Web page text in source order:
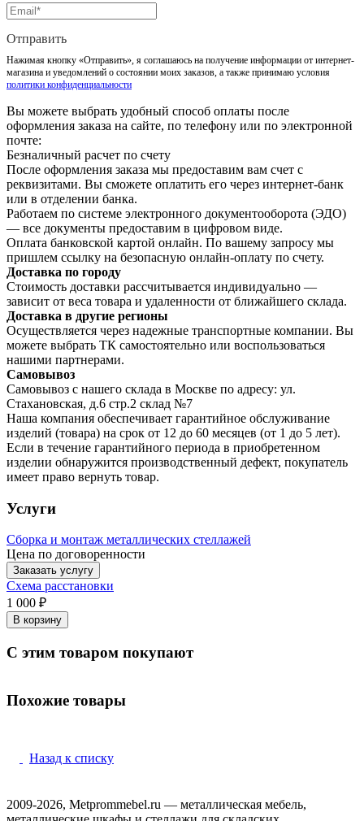
Отправить
Нажимая кнопку «Отправить», я соглашаюсь на получение информации от интернет-
магазина и уведомлений о состоянии моих заказов, а также принимаю условия
политики конфиденциальности
Вы можете выбрать удобный способ оплаты после
оформления заказа на сайте, по телефону или по электронной
почте:
Безналичный расчет по счету
После оформления заказа мы предоставим вам счет с
реквизитами. Вы сможете оплатить его через интернет-банк
или в отделении банка.
Работаем по системе электронного документооборота (ЭДО)
— все документы предоставим в цифровом виде.
Оплата банковской картой онлайн. По вашему запросу мы
пришлем ссылку на безопасную онлайн-оплату по счету.
Доставка по городу
Стоимость доставки рассчитывается индивидуально —
зависит от веса товара и удаленности от ближайшего склада.
Доставка в другие регионы
Осуществляется через надежные транспортные компании. Вы
можете выбрать ТК самостоятельно или воспользоваться
нашими партнерами.
Самовывоз
Самовывоз с нашего склада в Москве по адресу: ул.
Стахановская, д.6 стр.2 склад №7
Наша компания обеспечивает гарантийное обслуживание
изделий (товара) на срок от 12 до 60 месяцев (от 1 до 5 лет).
Если в течение гарантийного периода в приобретенном
изделии обнаружится производственный дефект, покупатель
имеет право вернуть товар.
Услуги
Сборка и монтаж металлических стеллажей
Цена по договоренности
Заказать услугу
Схема расстановки
1 000 ₽
В корзину
С этим товаром покупают
Похожие товары
Назад к списку
2009-2026, Metprommebel.ru — металлическая мебель,